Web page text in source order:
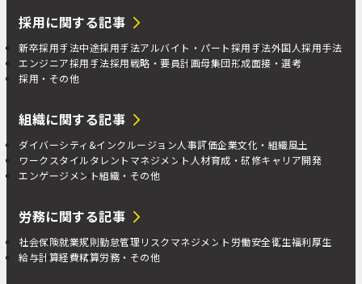
採用に関する記事
新卒採用手法中途採用手法アルバイト・パート採用手法外国人採用手法
エンジニア採用手法採用戦略・要員計画母集団形成面接・選考
採用・その他
組織に関する記事
ダイバーシティ&インクルージョン人事評価企業文化・組織風土
ワークスタイルタレントマネジメント 人材育成・研修キャリア開発
エンゲージメント組織・その他
労務に関する記事
社会保険就業規則勤怠管理 リスクマネジメント 労働安全衛生福利厚生
給与計算経費精算労務・その他